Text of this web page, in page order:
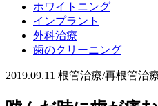
ホワイトニング
インプラント
外科治療
歯のクリーニング
2019.09.11 根管治療/再根管治